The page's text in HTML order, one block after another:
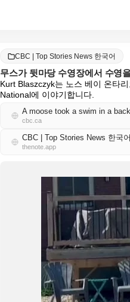
CBC | Top Stories News 한국어
무스가 뒷마당 수영장에서 수영
Kurt Blaszczyk는 노스 베이 온타
National에 이야기합니다.
A moose took a swim in a
cbc.ca
CBC | Top Stories News 한국
thenote.app